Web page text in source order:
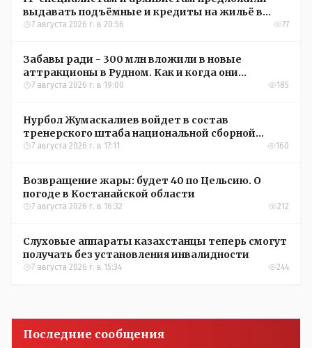
выдавать подъёмные и кредиты на жильё в
сёлах Казахстана
7 августа 2026 г. в 20:56 77
Забавы ради - 300 млн вложили в новые
аттракционы в Рудном. Как и когда они
окупятся?
7 августа 2026 г. в 19:00 185
Нурбол Жумаскалиев войдет в состав
тренерского штаба национальной сборной
Казахстана по футболу
7 августа 2026 г. в 17:11 160
Возвращение жары: будет 40 по Цельсию. О
погоде в Костанайской области
7 августа 2026 г. в 16:32 212
Слуховые аппараты казахстанцы теперь смогут
получать без установления инвалидности
7 августа 2026 г. в 15:34 244
Последние сообщения